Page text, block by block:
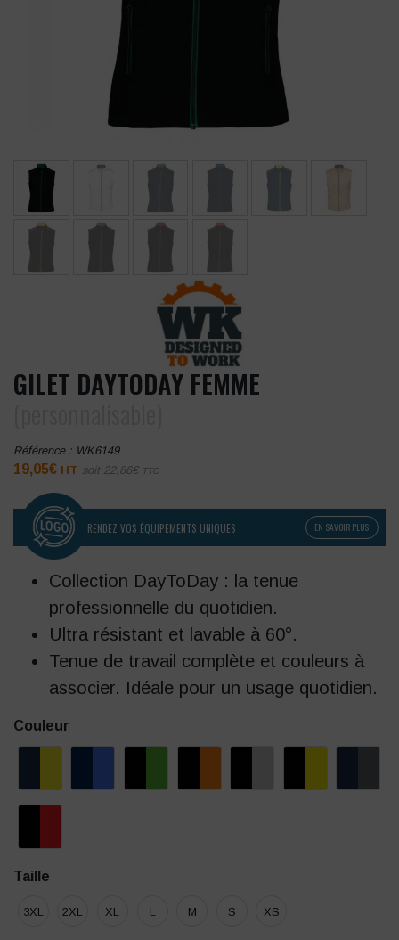
GILET DAYTODAY FEMME
Référence : WK6149
19,05€ HT soit 22,86€ TTC
RENDEZ VOS ÉQUIPEMENTS UNIQUES EN SAVOIR PLUS
Collection DayToDay : la tenue
professionnelle du quotidien.
Ultra résistant et lavable à 60°.
Tenue de travail complète et couleurs à
associer. Idéale pour un usage quotidien.
Couleur
Taille
3XL 2XL XL L M S XS